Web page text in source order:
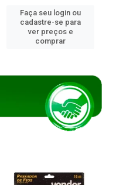
Faça seu login ou
cadastre-se para
ver preços e
comprar